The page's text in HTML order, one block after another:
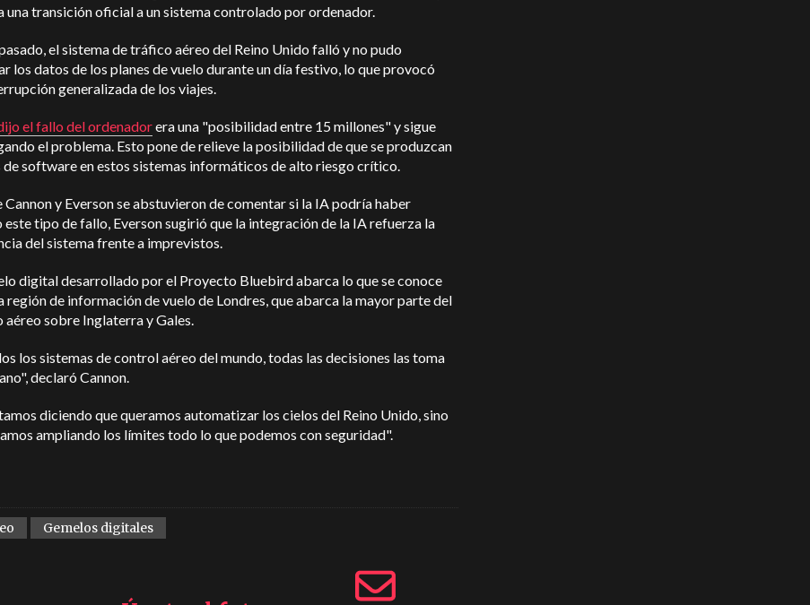
una transición oficial a un sistema controlado por ordenador.
el sistema de tráfico aéreo del Reino Unido falló y no pudo
los datos de los planes de vuelo durante un día festivo, lo que provocó
generalizada de los viajes.
el fallo del ordenadorera una "posibilidad entre 15 millones" y sigue
el problema. Esto pone de relieve la posibilidad de que se produzcan
de software en estos sistemas informáticos de alto riesgo crítico.
Cannon y Everson se abstuvieron de comentar si la IA podría haber
este tipo de fallo, Everson sugirió que la integración de la IA refuerza la
del sistema frente a imprevistos.
digital desarrollado por el Proyecto Bluebird abarca lo que se conoce
región de información de vuelo de Londres, que abarca la mayor parte del
aéreo sobre Inglaterra y Gales.
los sistemas de control aéreo del mundo, todas las decisiones las toma
declaró Cannon.
diciendo que queramos automatizar los cielos del Reino Unido, sino
ampliando los límites todo lo que podemos con seguridad".
Gemelos digitales